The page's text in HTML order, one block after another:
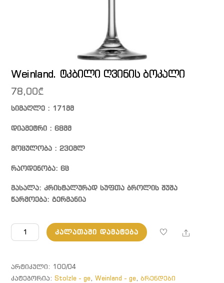
Weinland. ტკბილი ღვინის ბოკალი
78,00₾
სიმაღლე : 171მმ
დიამეტრი : 68მმ
მოცულობა : 230მლ
რაოდენობა: 6ც
მასალა: კრისტალურად სუფთა ბროლის შუშა
წარმოება: გერმანია
რაოდენობა:
Weinland.
ღვინის
ბოკალი
ᲙᲐᲚᲐᲗᲐᲨᲘ ᲓᲐᲛᲐᲢᲔᲑᲐ Share
ᲐᲠᲢᲘᲙᲣᲚᲘ: 100/04
ᲙᲐᲢᲔᲒᲝᲠᲘᲐ:Stolzle - ge,Weinland - ge,ბრენდები